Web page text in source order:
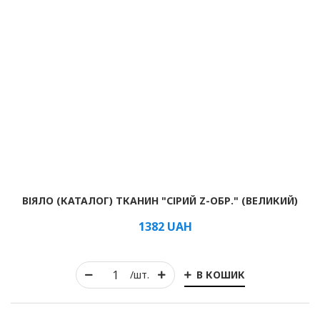
/шт. В КОШИК
ВІЯЛО (КАТАЛОГ) ТКАНИН "СІРИЙ Z-ОБР." (ВЕЛИКИЙ)
1382UAH